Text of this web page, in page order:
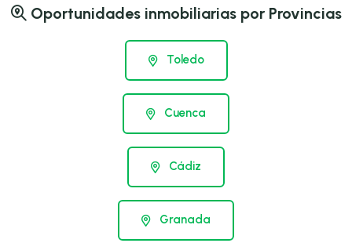
Oportunidades inmobiliarias por Provincias
Toledo
Cuenca
Cádiz
Granada